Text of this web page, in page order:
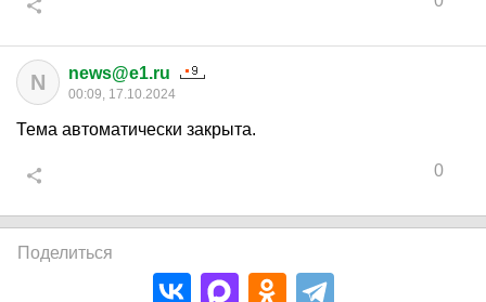
N news@e1.ru
00:09, 17.10.2024
Тема автоматически закрыта.
0
Поделиться